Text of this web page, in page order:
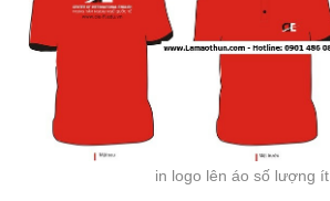
in logo lên áo số lượng ít